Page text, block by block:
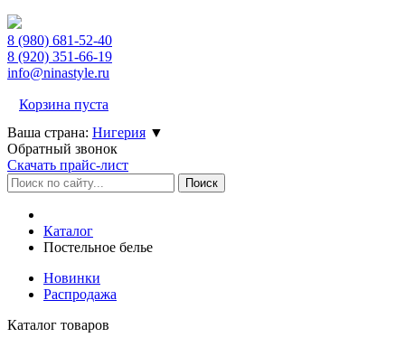
8 (980) 681-52-40
8 (920) 351-66-19
info@ninastyle.ru
Корзина пуста
Ваша страна: Нигерия ▼
Обратный звонок
Скачать прайс-лист
Каталог
Постельное белье
Новинки
Распродажа
Каталог товаров